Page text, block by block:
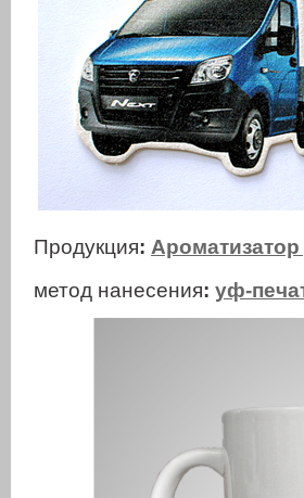
Продукция:
метод нанесения: уф-